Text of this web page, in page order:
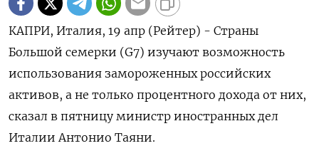
КАПРИ, Италия, 19 апр (Рейтер) - Страны
Большой семерки (G7) изучают возможность
использования замороженных российских
активов, а не только процентного дохода от них,
сказал в пятницу министр иностранных дел
Италии Антонио Таяни.